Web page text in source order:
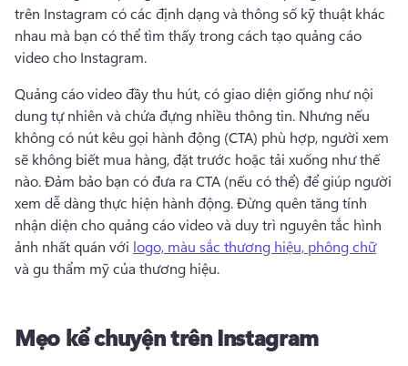
trên Instagram có các định dạng và thông số kỹ thuật khác
nhau mà bạn có thể tìm thấy trong cách tạo quảng cáo
video cho Instagram.
Quảng cáo video đầy thu hút, có giao diện giống như nội
dung tự nhiên và chứa đựng nhiều thông tin. Nhưng nếu
không có nút kêu gọi hành động (CTA) phù hợp, người xem
sẽ không biết mua hàng, đặt trước hoặc tải xuống như thế
nào. Đảm bảo bạn có đưa ra CTA (nếu có thể) để giúp người
xem dễ dàng thực hiện hành động. Đừng quên tăng tính
nhận diện cho quảng cáo video và duy trì nguyên tắc hình
ảnh nhất quán với logo, màu sắc thương hiệu, phông chữ
và gu thẩm mỹ của thương hiệu.
Mẹo kể chuyện trên Instagram